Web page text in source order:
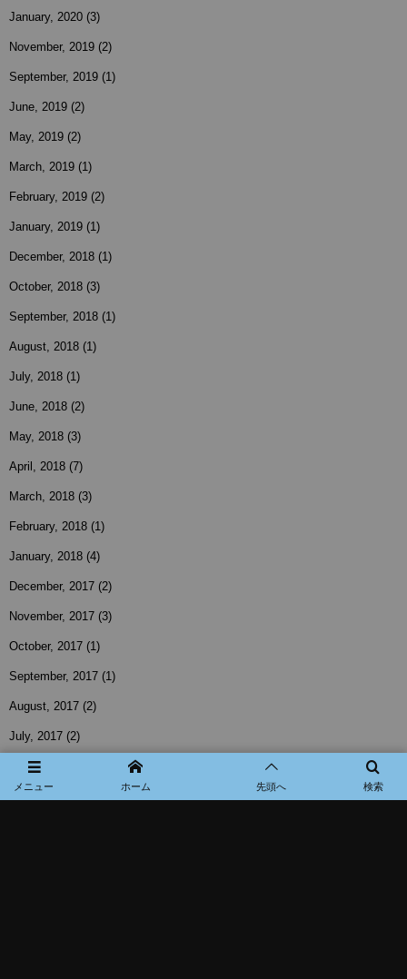
January, 2020 (3)
November, 2019 (2)
September, 2019 (1)
June, 2019 (2)
May, 2019 (2)
March, 2019 (1)
February, 2019 (2)
January, 2019 (1)
December, 2018 (1)
October, 2018 (3)
September, 2018 (1)
August, 2018 (1)
July, 2018 (1)
June, 2018 (2)
May, 2018 (3)
April, 2018 (7)
March, 2018 (3)
February, 2018 (1)
January, 2018 (4)
December, 2017 (2)
November, 2017 (3)
October, 2017 (1)
September, 2017 (1)
August, 2017 (2)
July, 2017 (2)
June, 2017
メニュー 検索
ホーム 先頭へ